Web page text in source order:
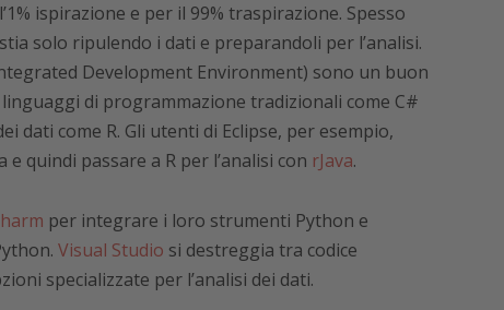
ispirazione e per il 99% traspirazione. Spesso
solo ripulendo i dati e preparandoli per l’analisi.
Development Environment) sono un buon
di programmazione tradizionali come C#
dati come R. Gli utenti di Eclipse, per esempio,
quindi passare a R per l’analisi con rJava.
per integrare i loro strumenti Python e
Visual Studio si destreggia tra codice
specializzate per l’analisi dei dati.